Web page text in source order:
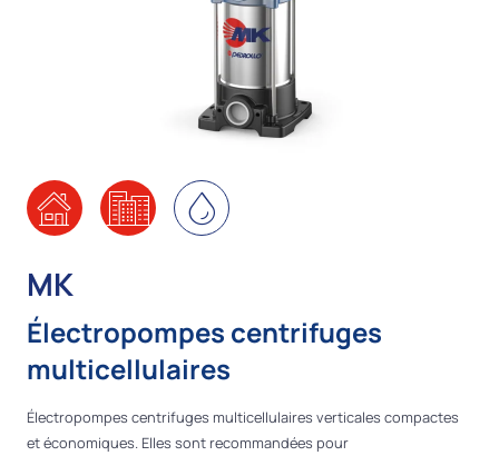
MK
Électropompes centrifuges
multicellulaires
Électropompes centrifuges multicellulaires verticales compactes
et économiques. Elles sont recommandées pour